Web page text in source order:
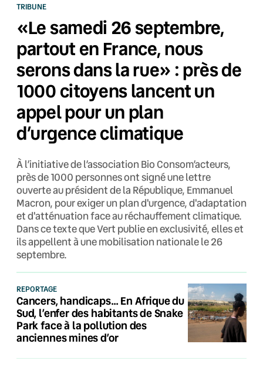
TRIBUNE
«Le samedi 26 septembre,
partout en France, nous
serons dans la rue» : près de
1000 citoyens lancent un
appel pour un plan
d’urgence climatique
À l’initiative de l’association Bio Consom’acteurs,
près de 1000 personnes ont signé une lettre
ouverte au président de la République, Emmanuel
Macron, pour exiger un plan d'urgence, d'adaptation
et d'atténuation face au réchauffement climatique.
Dans ce texte que Vert publie en exclusivité, elles et
ils appellent à une mobilisation nationale le 26
septembre.
REPORTAGE
Cancers, handicaps… En Afrique du
Sud, l’enfer des habitants de Snake
Park face à la pollution des
anciennes mines d’or